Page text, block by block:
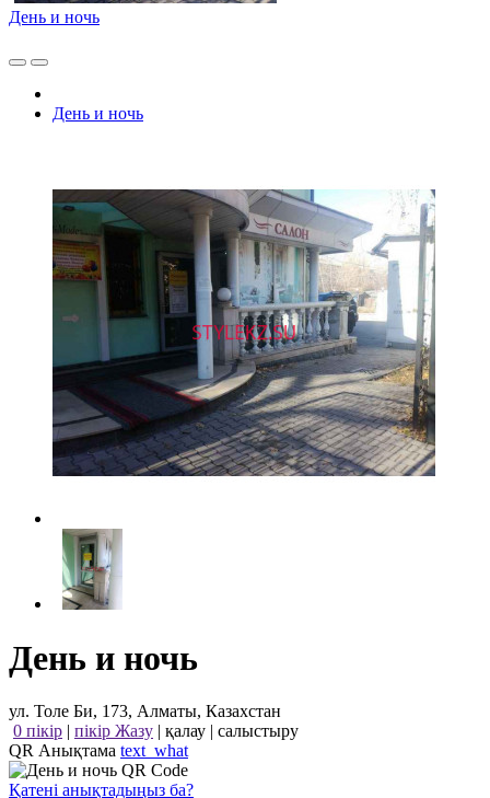
День и ночь
День и ночь
День и ночь
ул. Толе Би, 173, Алматы, Казахстан
0 пікір | пікір Жазу | қалау | салыстыру
QR Анықтама text_what
Қатені анықтадыңыз ба?